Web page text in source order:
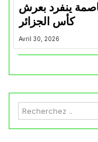
ينفرد بعرش
كأس الجزائر
Avril 30, 2026